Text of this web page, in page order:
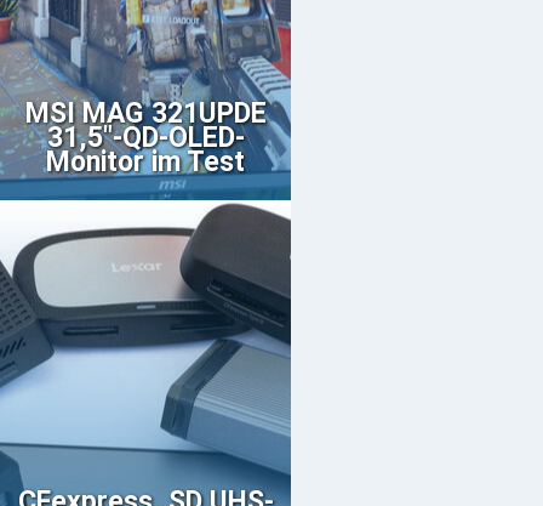
MSI MAG 321UPDE
31,5"-QD-OLED-
Monitor im Test